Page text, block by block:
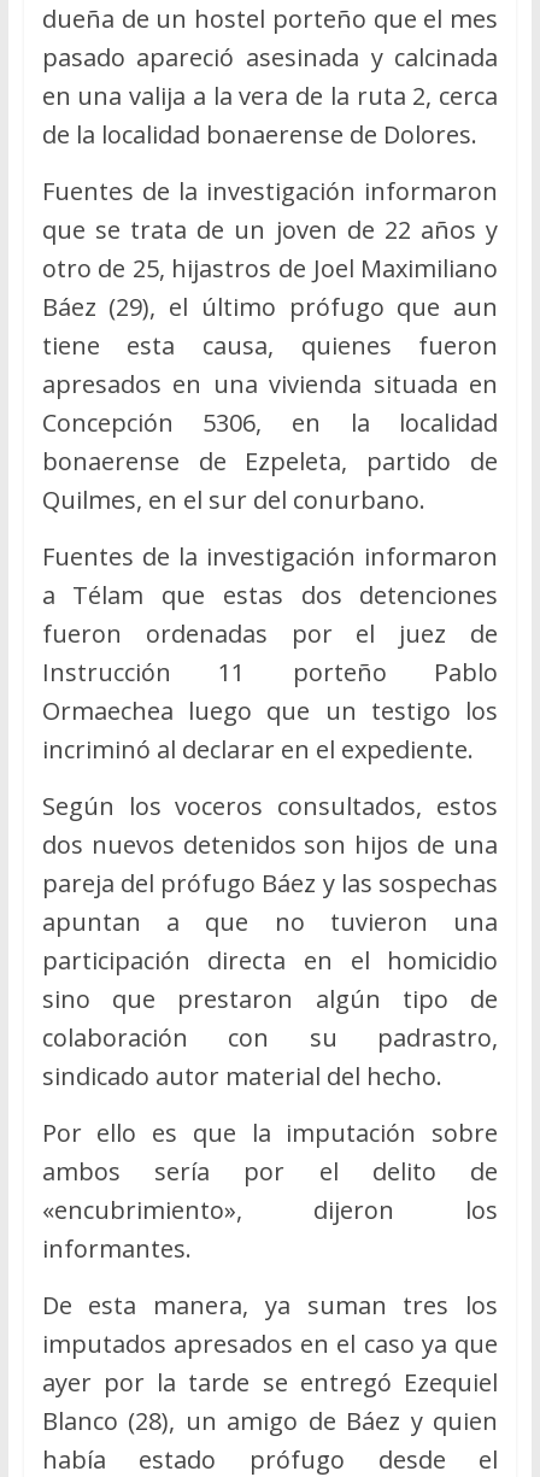
dueña de un hostel porteño que el mes
pasado apareció asesinada y calcinada
en una valija a la vera de la ruta 2, cerca
de la localidad bonaerense de Dolores.
Fuentes de la investigación informaron
que se trata de un joven de 22 años y
otro de 25, hijastros de Joel Maximiliano
Báez (29), el último prófugo que aun
tiene esta causa, quienes fueron
apresados en una vivienda situada en
Concepción 5306, en la localidad
bonaerense de Ezpeleta, partido de
Quilmes, en el sur del conurbano.
Fuentes de la investigación informaron
a Télam que estas dos detenciones
fueron ordenadas por el juez de
Instrucción 11 porteño Pablo
Ormaechea luego que un testigo los
incriminó al declarar en el expediente.
Según los voceros consultados, estos
dos nuevos detenidos son hijos de una
pareja del prófugo Báez y las sospechas
apuntan a que no tuvieron una
participación directa en el homicidio
sino que prestaron algún tipo de
colaboración con su padrastro,
sindicado autor material del hecho.
Por ello es que la imputación sobre
ambos sería por el delito de
«encubrimiento», dijeron los
informantes.
De esta manera, ya suman tres los
imputados apresados en el caso ya que
ayer por la tarde se entregó Ezequiel
Blanco (28), un amigo de Báez y quien
había estado prófugo desde el